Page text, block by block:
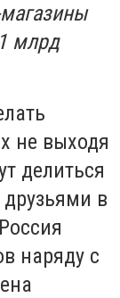
млрд
не выходя
делиться
в
наряду с